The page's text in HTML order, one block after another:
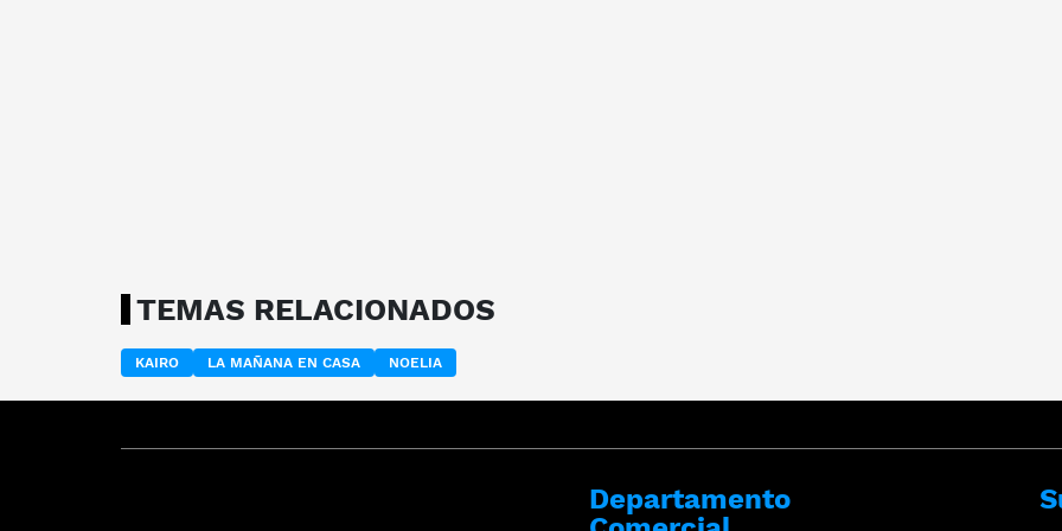
TEMAS RELACIONADOS
KAIRO LA MAÑANA EN CASA NOELIA
Departamento